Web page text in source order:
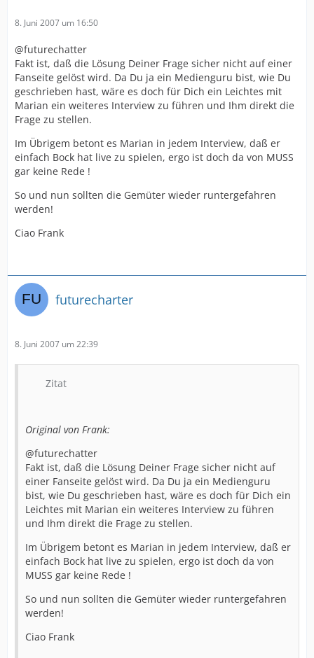
8. Juni 2007 um 16:50
@futurechatter
Fakt ist, daß die Lösung Deiner Frage sicher nicht auf einer
Fanseite gelöst wird. Da Du ja ein Medienguru bist, wie Du
geschrieben hast, wäre es doch für Dich ein Leichtes mit
Marian ein weiteres Interview zu führen und Ihm direkt die
Frage zu stellen.
Im Übrigem betont es Marian in jedem Interview, daß er
einfach Bock hat live zu spielen, ergo ist doch da von MUSS
gar keine Rede !
So und nun sollten die Gemüter wieder runtergefahren
werden!
Ciao Frank
futurecharter
8. Juni 2007 um 22:39
Zitat
Original von Frank:
@futurechatter
Fakt ist, daß die Lösung Deiner Frage sicher nicht auf
einer Fanseite gelöst wird. Da Du ja ein Medienguru
bist, wie Du geschrieben hast, wäre es doch für Dich ein
Leichtes mit Marian ein weiteres Interview zu führen
und Ihm direkt die Frage zu stellen.
Im Übrigem betont es Marian in jedem Interview, daß er
einfach Bock hat live zu spielen, ergo ist doch da von
MUSS gar keine Rede !
So und nun sollten die Gemüter wieder runtergefahren
werden!
Ciao Frank